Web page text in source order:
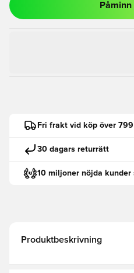
Påminn
Fri frakt vid köp över
30 dagars returrätt
10 miljoner nöjda kunder
Produktbeskrivning